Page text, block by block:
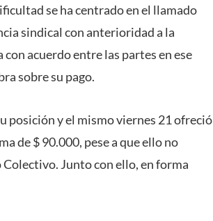
se ha centrado en el llamado
sindical con anterioridad a la
acuerdo entre las partes en ese
sobre su pago.
posición y el mismo viernes 21 ofreció
de $ 90.000, pese a que ello no
Junto con ello, en forma